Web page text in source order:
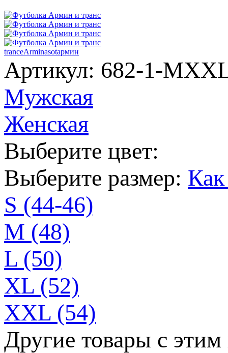
tranceArminasotармин
Артикул: 682-1-
Мужская
Женская
Выберите цвет:
Выберите размер:
S (44-46)
M (48)
L (50)
XL (52)
XXL (54)
Другие товары с